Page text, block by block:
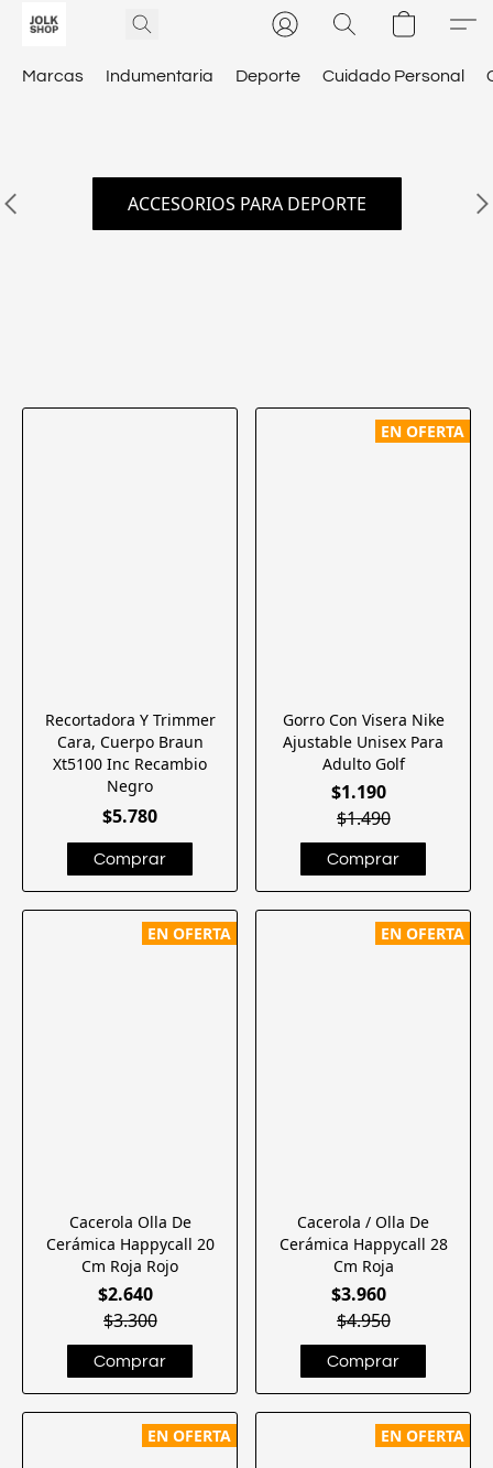
Marcas Indumentaria Deporte Cuidado Personal
ACCESORIOS PARA DEPORTE
Recortadora Y Trimmer
Cara, Cuerpo Braun
Xt5100 Inc Recambio
Negro
$5.780
EN OFERTA
Gorro Con Visera Nike
Ajustable Unisex Para
Adulto Golf
$1.190
$1.490
EN OFERTA
Cacerola Olla De
Cerámica Happycall 20
Cm Roja Rojo
$2.640
$3.300
EN OFERTA
Cacerola / Olla De
Cerámica Happycall 28
Cm Roja
$3.960
$4.950
EN OFERTA EN OFERTA